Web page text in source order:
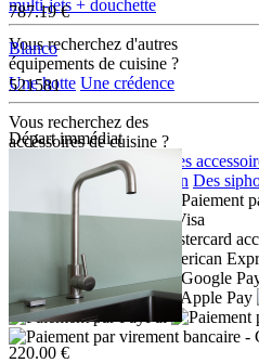
787.19 €
Blanco
521581
Départ immédiat
220.00 €
multi-jets + douchette
Vous recherchez d'autres
équipements de cuisine ?
Une hotte Une crédence
Vous recherchez des
accéssoires de cuisine ?
Des accessoires eviers
Des
Des distributeurs de savon Des
Moyens de paiement :
-